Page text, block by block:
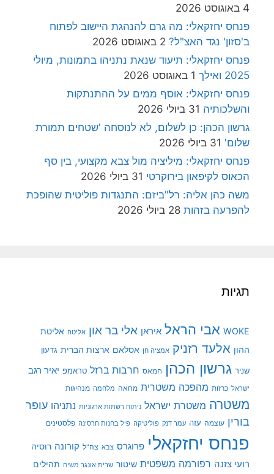
4 באוגוסט 2026
פנחס יחזקאלי: מה גרם להנהגת היישוב לפתוח
ב'סזון' נגד האצ"ל? 2 באוגוסט 2026
פנחס יחזקאלי: תיעוד שנאת נתניהו בתמונות, מיולי
2025 ואילך
1 באוגוסט 2026
פנחס יחזקאלי: אוסף ממים על ההתנתקות
והשלכותיה 31 ביולי 2026
גרשון הכהן: כן לשלום, לא לנוסחה 'שטחים תמורת
שלום' 31 ביולי 2026
פנחס יחזקאלי: מיליציה מול צבא מקצועי, בין סף
הכאוס לקיפאון בירוקרטי 31 ביולי 2026
משה כהן אליה: רל"ביזם: התנגדות פוליטית שהופכת
להפרעה בזהות 28 ביולי 2026
תגיות
WOKE אבי הראל איראן אלי בר און אליטה אליטת
ההון אלעד רזניק אמציה חן אסלאם ארצות הברית גדעון
שניר גרשון הכהן חמאס חרבות ברזל טראמפ יאיר רגב
ישראל כרזות מהפכה משטרית מחאה מלחמה מנהיגות
משטרה משטרת ישראל ניתוח רשתות ארגוניות נתניהו עופר
בורין עוצמה עזה עמר דנק פוליטיקה פיל בחנות חרסינה פלסטינים
פנחס יחזקאלי פרוגרס צבא צה"ל קורונה רוסיה
רועי צזנה רפורמה משפטית שיטור שרית אונגר משיח תהילים